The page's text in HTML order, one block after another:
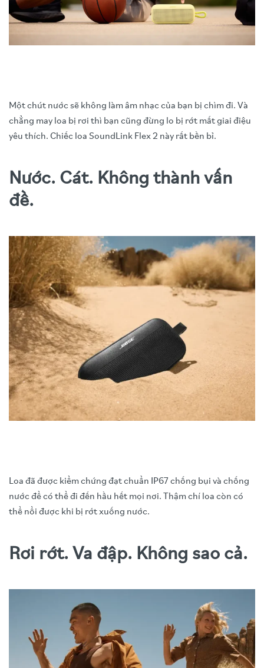
Một chút nước sẽ không làm âm nhạc của bạn bị chìm đi. Và
chẳng may loa bị rơi thì bạn cũng đừng lo bị rớt mất giai điệu
yêu thích. Chiếc loa SoundLink Flex 2 này rất bền bỉ.
Nước. Cát. Không thành vấn
đề.
Loa đã được kiểm chứng đạt chuẩn IP67 chống bụi và chống
nước để có thể đi đến hầu hết mọi nơi. Thậm chí loa còn có
thể nổi được khi bị rớt xuống nước.
Rơi rớt. Va đập. Không sao cả.